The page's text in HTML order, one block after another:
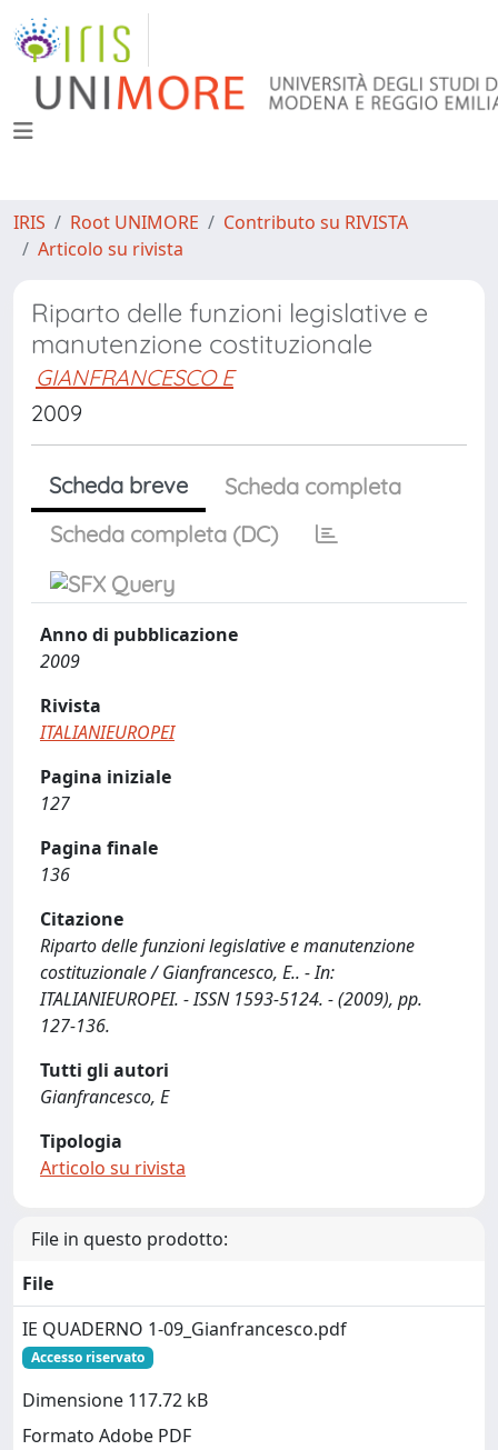
IRIS Root UNIMORE
Contributo su RIVISTA
Articolo su rivista
Riparto delle funzioni legislative e
manutenzione costituzionale
GIANFRANCESCO E
2009
Scheda breve
Scheda completa
Scheda completa (DC)
Anno di pubblicazione
2009
Rivista
ITALIANIEUROPEI
Pagina iniziale
127
Pagina finale
136
Citazione
Riparto delle funzioni legislative e manutenzione
costituzionale / Gianfrancesco, E.. - In:
ITALIANIEUROPEI. - ISSN 1593-5124. - (2009), pp.
127-136.
Tutti gli autori
Gianfrancesco, E
Tipologia
Articolo su rivista
File in questo prodotto:
File
IE QUADERNO 1-09_Gianfrancesco.pdf
Accesso riservato
Dimensione 117.72 kB
Formato Adobe PDF